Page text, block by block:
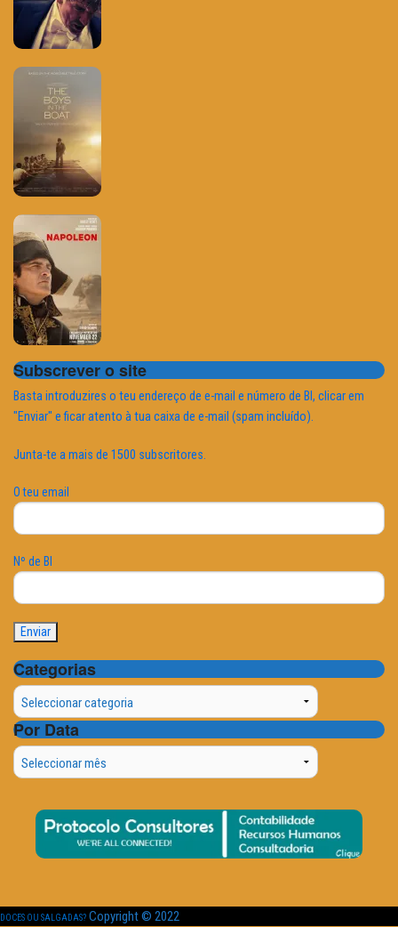
Subscrever o site
Basta introduzires o teu endereço de e-mail e número de BI, clicar em
"Enviar" e ficar atento à tua caixa de e-mail (spam incluído).
Junta-te a mais de 1500 subscritores.
O teu email
Nº de BI
Categorias
Categorias
Por Data
Por
Data
DOCES OU SALGADAS? Copyright © 2022